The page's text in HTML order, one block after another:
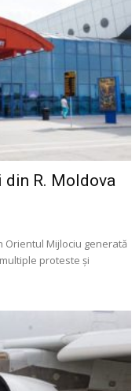
din R. Moldova
Mijlociu generată
proteste și